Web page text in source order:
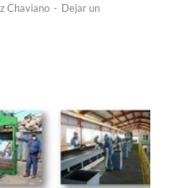
Chaviano - Dejar un